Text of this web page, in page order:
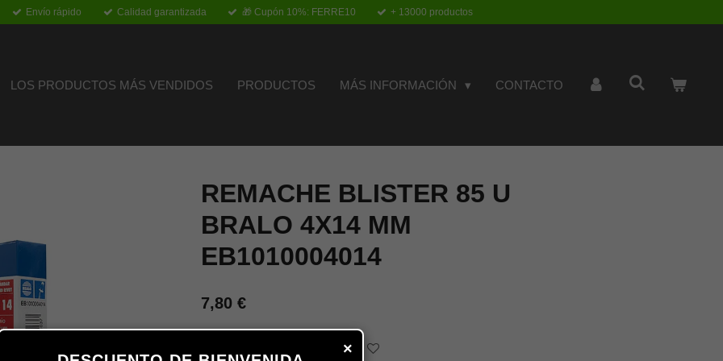
Envío rápido Calidad garantizada 🎁 Cupón 10%: FERRE10 + 13000 productos
LOS PRODUCTOS MÁS VENDIDOS PRODUCTOS MÁS INFORMACIÓN CONTACTO
REMACHE BLISTER 85 U
BRALO 4X14 MM
EB1010004014
7,80 €
×